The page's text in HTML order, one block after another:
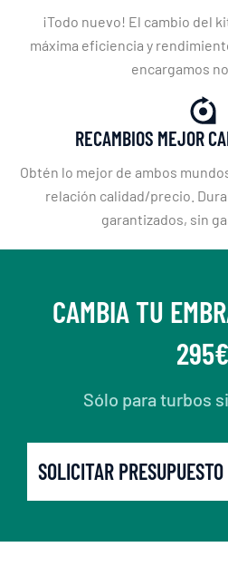
¡Todo nuevo! El cambio del
máxima eficiencia y
encargamos
RECAMBIOS MEJOR
Obtén lo mejor de ambos
relación calidad/precio.
garantizados, sin
CAMBIA TU
295€
Sólo para turbos
SOLICITAR PRESUPUESTO